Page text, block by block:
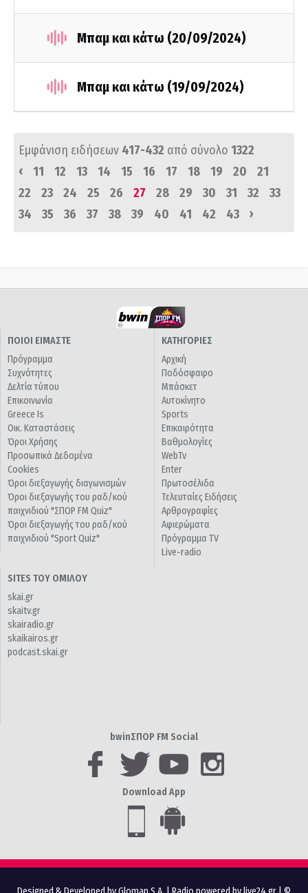
Μπαμ και κάτω (20/09/2024)
Μπαμ και κάτω (19/09/2024)
Εμφάνιση ειδήσεων 417-432 από σύνολο 1322
‹
11 12 13 14 15 16 17 18 19 20
21
22
23 24 25 26 27 28 29 30 31 32
33
34
35 36 37 38 39 40 41 42 43 ›
ΠΟΙΟΙ ΕΙΜΑΣΤΕ
Πρόγραμμα
Συχνότητες
Δελτία τύπου
Επικοινωνία
Greece Is
Οικ. Καταστάσεις
Όροι Χρήσης
Προσωπικά Δεδομένα
Cookies
Όροι διεξαγωγής διαγωνισμών
Όροι διεξαγωγής του ραδ/κού
παιχνιδιού "ΣΠΟΡ FM Quiz"
Όροι διεξαγωγής του ραδ/κού
παιχνιδιού "Sport Quiz"
ΚΑΤΗΓΟΡΙΕΣ
Αρχική
Ποδόσφαιρο
Μπάσκετ
Αυτοκίνητο
Sports
Επικαιρότητα
Βαθμολογίες
WebTv
Enter
Πρωτοσέλιδα
Τελευταίες Ειδήσεις
Αρθρογραφίες
Αφιερώματα
Πρόγραμμα TV
Live-radio
SITES ΤΟΥ ΟΜΙΛΟΥ
skai.gr
skaitv.gr
skairadio.gr
skaikairos.gr
podcast.skai.gr
bwinΣΠΟΡ FM Social
Download App